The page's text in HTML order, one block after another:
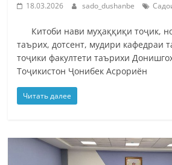
18.03.2026 sado_dushanbe
Китоби нави муҳаққиқи тоҷик,
таърих, дотсент, мудири кафедраи
тоҷики факултети таърихи
Тоҷикистон Ҷонибек Асрориён
Читать далее